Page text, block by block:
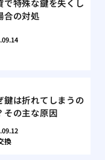
合の対処
鍵は折れてしまうの
その主な原因
換